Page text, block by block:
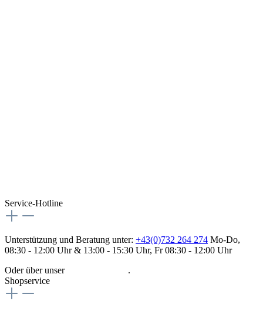
Service-Hotline
Unterstützung und Beratung unter: +43(0)732 264 274 Mo-Do,
08:30 - 12:00 Uhr & 13:00 - 15:30 Uhr, Fr 08:30 - 12:00 Uhr
Oder über unser
.
Shopservice